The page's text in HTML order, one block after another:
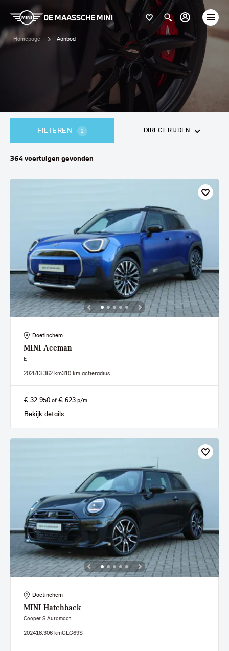
DE MAASSCHE MINI
Homepage Aanbod
FILTEREN 2 DIRECT RIJDEN
364voertuigen gevonden
Doetinchem
MINI Aceman
E
202513.362 km310 km actieradius
€ 32.950 of € 623 p/m
Bekijk details
Doetinchem
MINI Hatchback
Cooper S Automaat
202418.306 kmGLG69S